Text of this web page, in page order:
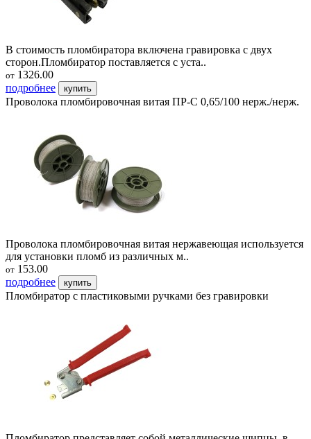
В стоимость пломбиратора включена гравировка с двух
сторон.Пломбиратор поставляется с уста..
от 1326.00
подробнее
купить
Проволока пломбировочная витая ПР-С 0,65/100 нерж./нерж.
Проволока пломбировочная витая нержавеющая используется
для установки пломб из различных м..
от 153.00
подробнее
купить
Пломбиратор с пластиковыми ручками без гравировки